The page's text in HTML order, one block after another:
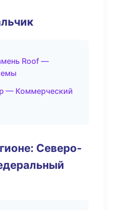
Roof —
— Коммерческий
Северо-